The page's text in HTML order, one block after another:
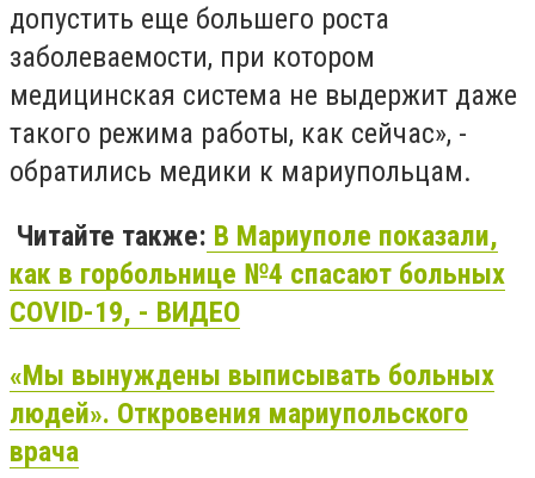
допустить еще большего роста
заболеваемости, при котором
медицинская система не выдержит даже
такого режима работы, как сейчас», -
обратились медики к мариупольцам.
Читайте также: В Мариуполе показали,
как в горбольнице №4 спасают больных
COVID-19, - ВИДЕО
«Мы вынуждены выписывать больных
людей». Откровения мариупольского
врача